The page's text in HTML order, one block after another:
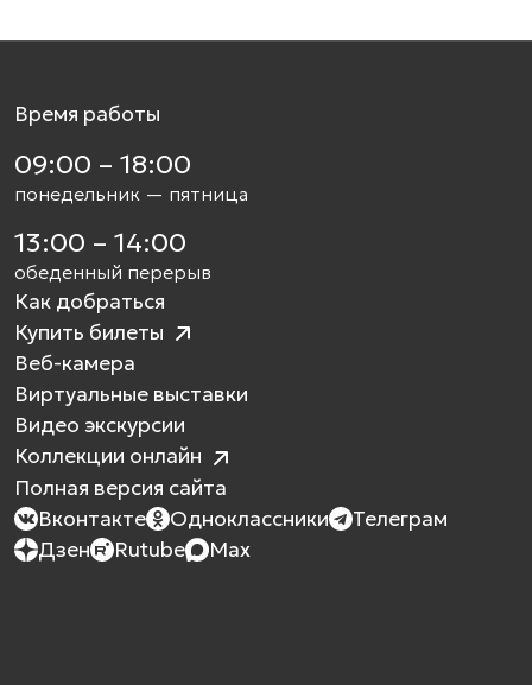
Время работы
09:00 – 18:00
понедельник — пятница
13:00 – 14:00
обеденный перерыв
Как добраться
Купить билеты
Веб-камера
Виртуальные выставки
Видео экскурсии
Коллекции онлайн
Полная версия сайта
Вконтакте
Одноклассники
Телеграм
Дзен
Rutube Max